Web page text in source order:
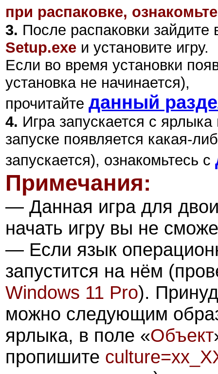
при распаковке,
3. После распаковки зайдите
Setup.exe и установите игру.
Если во время установки
установка не начинается),
прочитайте данный
4. Игра запускается с
запуске появляется какая-
запускается), ознакомьтесь с
Примечания:
— Данная игра для
начать игру вы не
— Если язык
запустится на нём
Windows 11 Pro).
можно следующим
ярлыка, в поле «Объект
пропишите